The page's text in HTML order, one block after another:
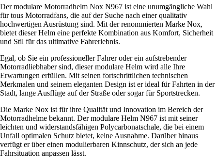
Der modulare Motorradhelm Nox N967 ist eine unumgängliche Wahl
für tous Motorradfans, die auf der Suche nach einer qualitativ
hochwertigen Ausrüstung sind. Mit der renommierten Marke Nox,
bietet dieser Helm eine perfekte Kombination aus Komfort, Sicherheit
und Stil für das ultimative Fahrerlebnis.
Egal, ob Sie ein professioneller Fahrer oder ein aufstrebender
Motorradliebhaber sind, dieser modulare Helm wird alle Ihre
Erwartungen erfüllen. Mit seinen fortschrittlichen technischen
Merkmalen und seinem eleganten Design ist er ideal für Fahrten in der
Stadt, lange Ausflüge auf der Straße oder sogar für Sportstrecken.
Die Marke Nox ist für ihre Qualität und Innovation im Bereich der
Motorradhelme bekannt. Der modulare Helm N967 ist mit seiner
leichten und widerstandsfähigen Polycarbonatschale, die bei einem
Unfall optimalen Schutz bietet, keine Ausnahme. Darüber hinaus
verfügt er über einen modulierbaren Kinnschutz, der sich an jede
Fahrsituation anpassen lässt.